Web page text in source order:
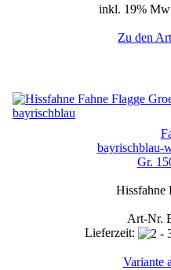
inkl. 19%
Zu den
bayrischblau-
Gr.
Hissfahne
Art-Nr.
Lieferzeit:
Variante